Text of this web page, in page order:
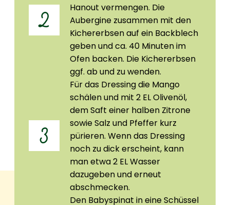
2
Hanout vermengen. Die
Aubergine zusammen mit den
Kichererbsen auf ein Backblech
geben und ca. 40 Minuten im
Ofen backen. Die Kichererbsen
ggf. ab und zu wenden.
3
Für das Dressing die Mango
schälen und mit 2 EL Olivenöl,
dem Saft einer halben Zitrone
sowie Salz und Pfeffer kurz
pürieren. Wenn das Dressing
noch zu dick erscheint, kann
man etwa 2 EL Wasser
dazugeben und erneut
abschmecken.
Den Babyspinat in eine Schüssel